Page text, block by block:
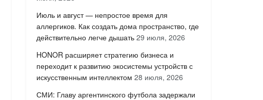
Июль и август — непростое время для
аллергиков. Как создать дома пространство, где
действительно легче дышать 29 июля, 2026
HONOR расширяет стратегию бизнеса и
переходит к развитию экосистемы устройств с
искусственным интеллектом 28 июля, 2026
СМИ: Главу аргентинского футбола задержали